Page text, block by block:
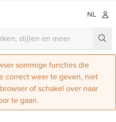
NL
sommige functies die
correct weer te geven, niet
of schakel over naar
te gaan.